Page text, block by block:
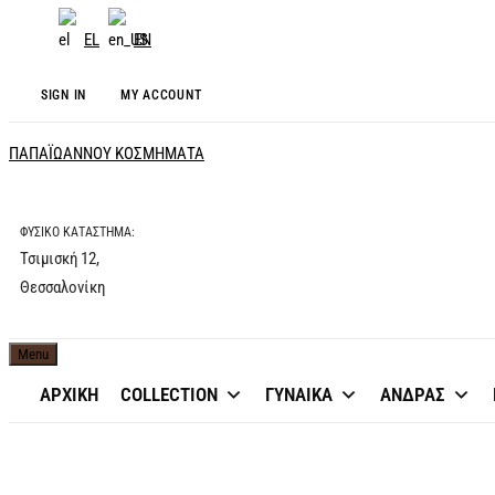
EL EN
SIGN IN MY ACCOUNT
ΠΑΠΑΪΩΑΝΝΟΥ ΚΟΣΜΗΜΑΤΑ
ΦΥΣΙΚΟ ΚΑΤΑΣΤΗΜΑ:
Τσιμισκή 12,
Θεσσαλονίκη
Menu
ΑΡΧΙΚΗ COLLECTION ΓΥΝΑΙΚΑ ΑΝΔΡΑΣ